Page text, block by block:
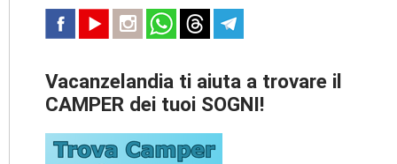
Vacanzelandia ti aiuta a trovare il
CAMPER dei tuoi SOGNI!